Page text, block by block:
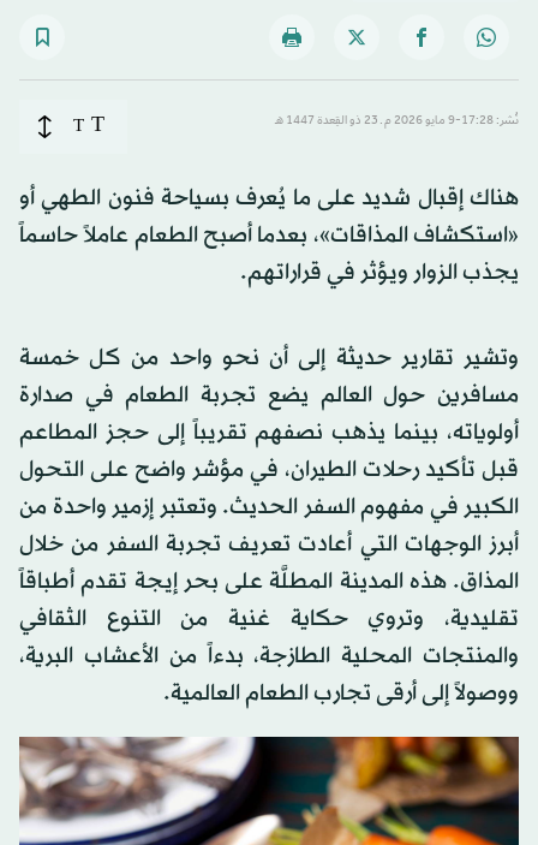
نُشر: 17:28-9 مايو 2026 م ـ 23 ذو القِعدة 1447 هـ T
T
هناك إقبال شديد على ما يُعرف بسياحة فنون الطهي أو
«استكشاف المذاقات»، بعدما أصبح الطعام عاملاً حاسماً
يجذب الزوار ويؤثر في قراراتهم.
وتشير تقارير حديثة إلى أن نحو واحد من كل خمسة
مسافرين حول العالم يضع تجربة الطعام في صدارة
أولوياته، بينما يذهب نصفهم تقريباً إلى حجز المطاعم
قبل تأكيد رحلات الطيران، في مؤشر واضح على التحول
الكبير في مفهوم السفر الحديث. وتعتبر إزمير واحدة من
أبرز الوجهات التي أعادت تعريف تجربة السفر من خلال
المذاق. هذه المدينة المطلَّة على بحر إيجة تقدم أطباقاً
تقليدية، وتروي حكاية غنية من التنوع الثقافي
والمنتجات المحلية الطازجة، بدءاً من الأعشاب البرية،
ووصولاً إلى أرقى تجارب الطعام العالمية.